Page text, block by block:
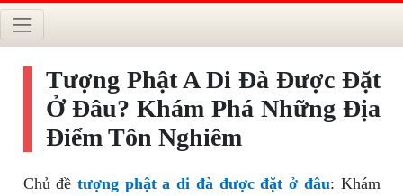
Tượng Phật A Di Đà Được Đặt
Ở Đâu? Khám Phá Những Địa
Điểm Tôn Nghiêm
Chủ đề tượng phật a di đà được đặt ở đâu: Khám